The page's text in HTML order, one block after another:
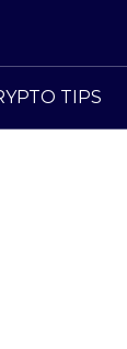
TIPS